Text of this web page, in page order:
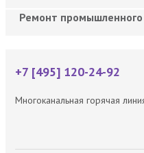
Ремонт
+7 [495] 120-24-92
Многоканальная горячая